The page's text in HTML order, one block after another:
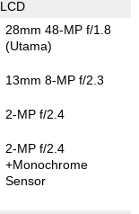
LCD
28mm 48-MP f/1.8
(Utama)
13mm 8-MP f/2.3
2-MP f/2.4
2-MP f/2.4
+Monochrome
Sensor